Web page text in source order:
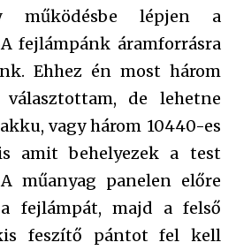
működésbe lépjen a
fejlámpánk áramforrásra
Ehhez én most három
de lehetne
vagy három 10440-es
amit behelyezek a test
műanyag panelen előre
fejlámpát, majd a felső
feszítő pántot fel kell